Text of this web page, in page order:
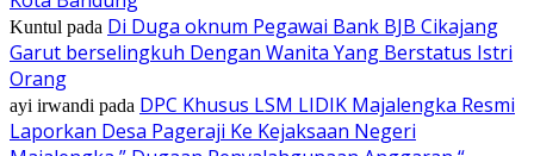
Kuntul pada Di Duga oknum Pegawai Bank BJB Cikajang
Garut berselingkuh Dengan Wanita Yang Berstatus Istri
Orang
ayi irwandi pada DPC Khusus LSM LIDIK Majalengka Resmi
Laporkan Desa Pageraji Ke Kejaksaan Negeri